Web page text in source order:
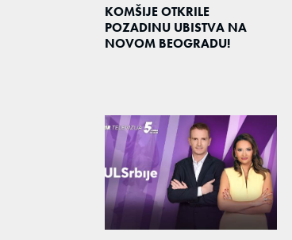
KOMŠIJE OTKRILE
POZADINU UBISTVA NA
NOVOM BEOGRADU!